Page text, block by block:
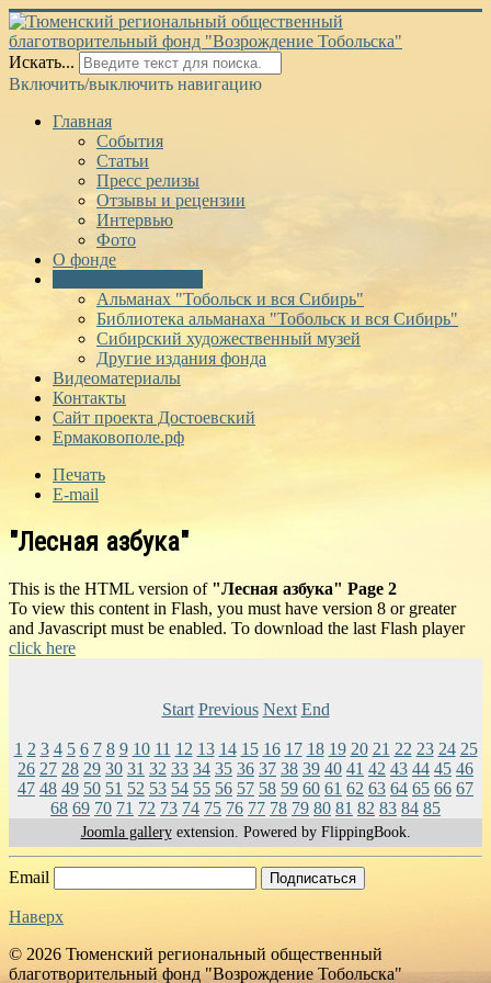
Искать...
Включить/выключить навигацию
Главная
События
Статьи
Пресс релизы
Отзывы и рецензии
Интервью
Фото
О фонде
Альманах "Тобольск и вся Сибирь"
Библиотека альманаха "Тобольск и вся Сибирь"
Сибирский художественный музей
Другие издания фонда
Видеоматериалы
Контакты
Сайт проекта Достоевский
Ермаковополе.рф
Печать
E-mail
"Лесная азбука"
This is the HTML version of "Лесная азбука" Page 2
To view this content in Flash, you must have version 8 or greater
and Javascript must be enabled. To download the last Flash player
click here
Start Previous Next End
1 2 3 4 5 6 7 8 9 10 11 12 13 14 15 16 17 18 19 20 21 22 23 24 25
26 27 28 29 30 31 32 33 34 35 36 37 38 39 40 41 42 43 44 45 46
47 48 49 50 51 52 53 54 55 56 57 58 59 60 61 62 63 64 65 66 67
68 69 70 71 72 73 74 75 76 77 78 79 80 81 82 83 84 85
Joomla galleryextension. Powered by FlippingBook.
Email Подписаться
Наверх
© 2026 Тюменский региональный общественный
благотворительный фонд "Возрождение Тобольска"